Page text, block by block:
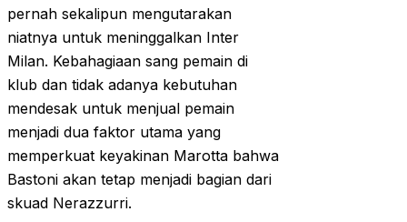
pernah sekalipun mengutarakan
niatnya untuk meninggalkan Inter
Milan. Kebahagiaan sang pemain di
klub dan tidak adanya kebutuhan
mendesak untuk menjual pemain
menjadi dua faktor utama yang
memperkuat keyakinan Marotta bahwa
Bastoni akan tetap menjadi bagian dari
skuad Nerazzurri.